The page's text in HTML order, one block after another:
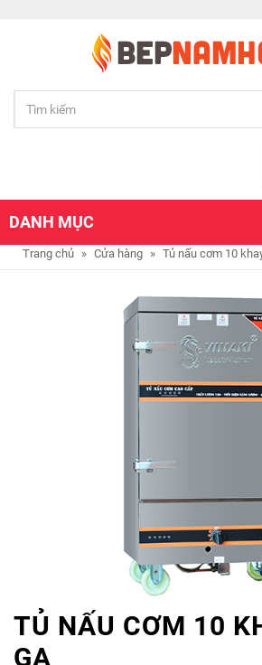
DANH MỤC
Trang chủ » Cửa hàng » Tủ nấu cơm 10
TỦ NẤU CƠM 10
GA